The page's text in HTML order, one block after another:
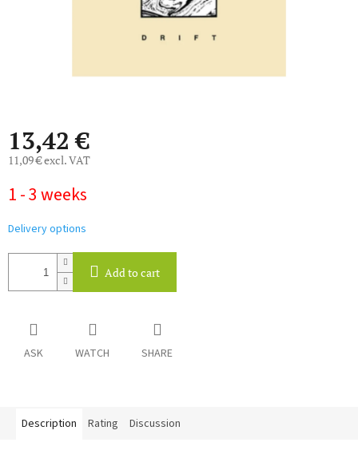
13,42 €
11,09 € excl. VAT
price:
1 - 3 weeks
Delivery options
Add to cart
ASK WATCH SHARE
Description Rating Discussion